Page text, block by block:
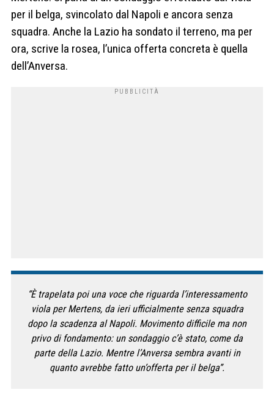
per il belga, svincolato dal Napoli e ancora senza
squadra. Anche la Lazio ha sondato il terreno, ma per
ora, scrive la rosea, l’unica offerta concreta è quella
dell’Anversa.
“È trapelata poi una voce che riguarda l’interessamento
viola per Mertens, da ieri ufficialmente senza squadra
dopo la scadenza al Napoli. Movimento difficile ma non
privo di fondamento: un sondaggio c’è stato, come da
parte della Lazio. Mentre l’Anversa sembra avanti in
quanto avrebbe fatto un’offerta per il belga”.